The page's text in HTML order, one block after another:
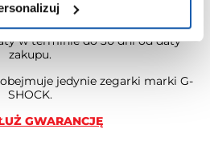
przedłużeniu o kolejne 3 lata
w gwarancji trzyletniej jeśli
w terminie do 30 dni od daty
zakupu.
jedynie zegarki marki G-
SHOCK.
GWARANCJĘ